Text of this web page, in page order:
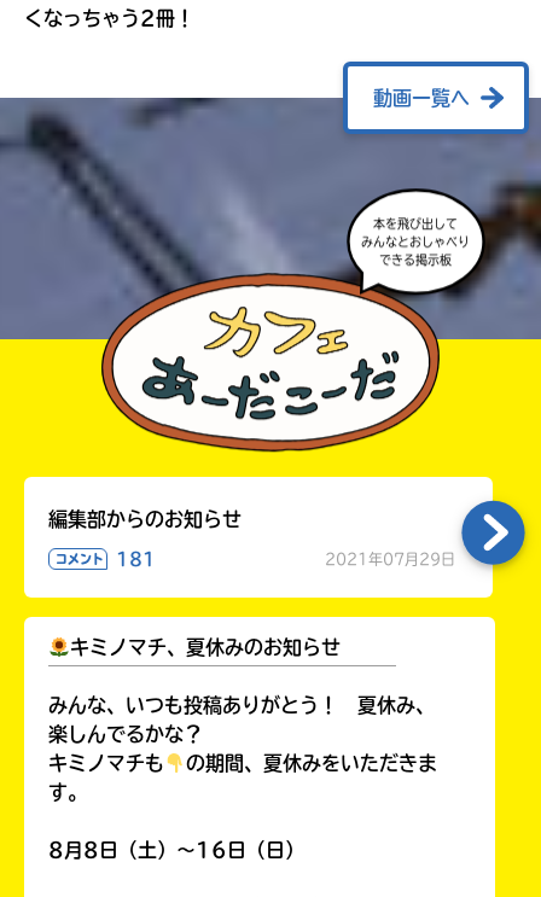
くなっちゃう2冊！
動画一覧へ
本を飛び出して
みんなとおしゃべり
できる掲示板
編集部からのお知らせ
コメント 181 2021年07月29日
キミノマチ、夏休みのお知らせ
みんな、いつも投稿ありがとう！ 夏休み、
楽しんでるかな？
キミノマチも
の期間、夏休みをいただきま
す。
8月8日（土）～16日（日）